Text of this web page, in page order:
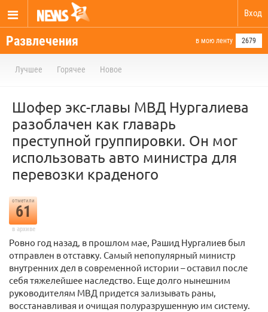
Вход
Развлечения в мою ленту 2679
Лучшее Горячее Новое
Шофер экс-главы МВД Нургалиева
разоблачен как главарь
преступной группировки. Он мог
использовать авто министра для
перевозки краденого
отметили
61
в архиве
Ровно год назад, в прошлом мае, Рашид Нургалиев был
отправлен в отставку. Самый непопулярный министр
внутренних дел в современной истории – оставил после
себя тяжелейшее наследство. Еще долго нынешним
руководителям МВД придется зализывать раны,
восстанавливая и очищая полуразрушенную им систему.